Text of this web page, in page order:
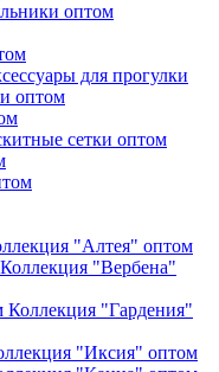
оптом
для прогулки
оптом
сетки оптом
"Алтея" оптом
Коллекция "Вербена"
Коллекция "Гардения"
"Иксия" оптом